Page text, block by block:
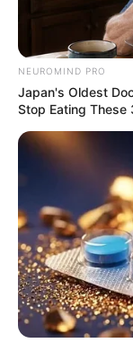
NEUROMIND PRO
Japan's Oldest
Stop Eating These